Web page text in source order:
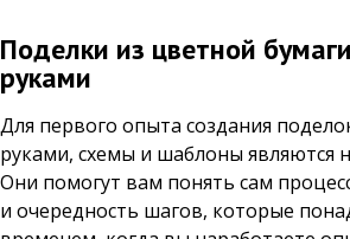
Поделки из цветной
руками
Для первого опыта создания
руками, схемы и шаблоны являются
Они помогут вам понять сам
и очередность шагов, которые